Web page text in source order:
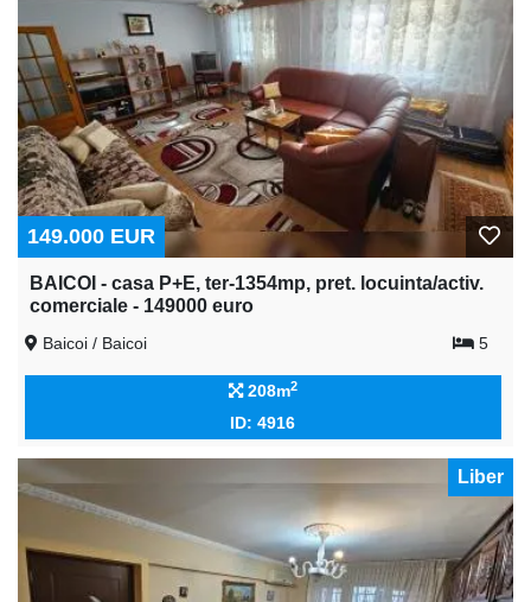
149.000 EUR
BAICOI - casa P+E, ter-1354mp, pret. locuinta/activ.
comerciale - 149000 euro
Baicoi / Baicoi 5
208m2
ID: 4916
Liber